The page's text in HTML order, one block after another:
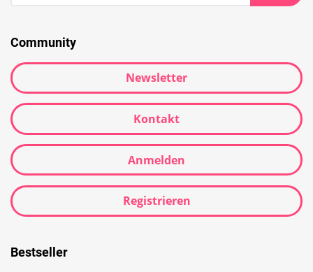
Community
Newsletter
Kontakt
Anmelden
Registrieren
Bestseller